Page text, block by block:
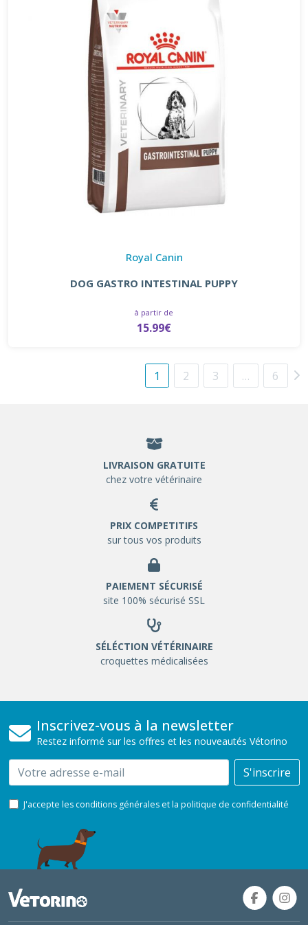
Royal Canin
DOG GASTRO INTESTINAL PUPPY
à partir de
15.99€
1 2 3 … 6
LIVRAISON GRATUITE
chez votre vétérinaire
PRIX COMPETITIFS
sur tous vos produits
PAIEMENT SÉCURISÉ
site 100% sécurisé SSL
SÉLÉCTION VÉTÉRINAIRE
croquettes médicalisées
Inscrivez-vous à la newsletter
Restez informé sur les offres et les nouveautés Vétorino
Email S'inscrire
J'accepte les conditions générales et la politique de confidentialité